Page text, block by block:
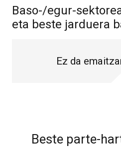
Baso-/egur-
eta beste jarduera
Ez da
Beste parte-